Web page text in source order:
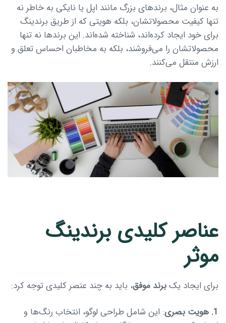
به عنوان مثال، برندهای بزرگ مانند اپل یا نایکی به خاطر نه
تنها کیفیت محصولاتشان، بلکه هویتی که از طریق برندینگ
برای خود ایجاد کرده‌اند، شناخته شده‌اند. این برندها نه تنها
محصولاتشان را می‌فروشند، بلکه به مخاطبان احساس تعلق و
ارزش منتقل می‌کنند.
عناصر کلیدی برندینگ
موثر
برای ایجاد یکبرند موفق، باید به چند عنصر کلیدی توجه کرد:
1. هویت بصری
: این شامل طراحی لوگو، انتخاب رنگ‌ها و